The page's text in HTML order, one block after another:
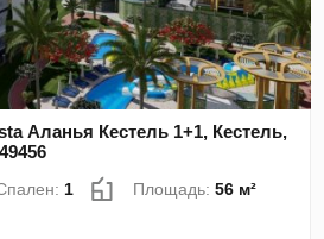
Аланья Кестель 1+1, Кестель,
1 Площадь:56 м²